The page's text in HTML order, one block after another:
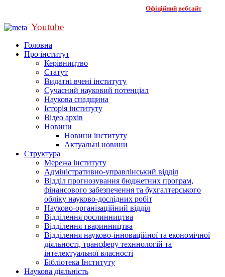
Офіційний вебсайт
Youtube
Головна
Про інститут
Керівництво
Статут
Видатні вчені інституту
Сучасний науковий потенціал
Наукова спадщина
Історія інституту
Відео архів
Новини
Новини інституту
Актуальні новини
Структура
Мережа інституту
Адміністративно-управлінський відділ
Відділ прогнозування бюджетних програм,
фінансового забезпечення та бухгалтерського
обліку науково-дослідних робіт
Науково-організаційний відділ
Відділення рослинництва
Відділення тваринництва
Відділення науково-інноваційної та економічної
діяльності, трансферу техннологій та
інтелектуальної власності
Бібліотека Інституту
Наукова діяльність